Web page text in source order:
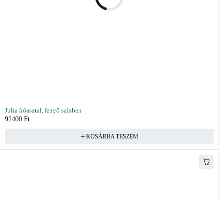
Julia íróasztal, fenyő színben
92400 Ft
KOSÁRBA TESZEM